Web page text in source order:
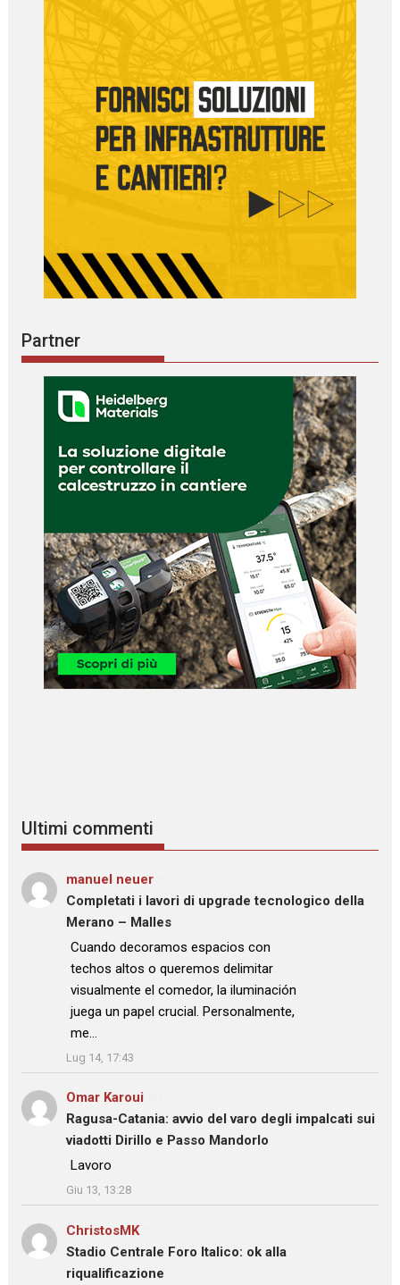
Partner
Ultimi commenti
manuel neuer
Completati i lavori di upgrade tecnologico della
Merano – Malles
: “
Cuando decoramos espacios con
techos altos o queremos delimitar
visualmente el comedor, la iluminación
juega un papel crucial. Personalmente,
me…
”
Lug 14, 17:43
Omar Karoui
Ragusa-Catania: avvio del varo degli impalcati sui
viadotti Dirillo e Passo Mandorlo
: “Lavoro
”
Giu 13, 13:28
ChristosMKsu
Stadio Centrale Foro Italico: ok alla
riqualificazione